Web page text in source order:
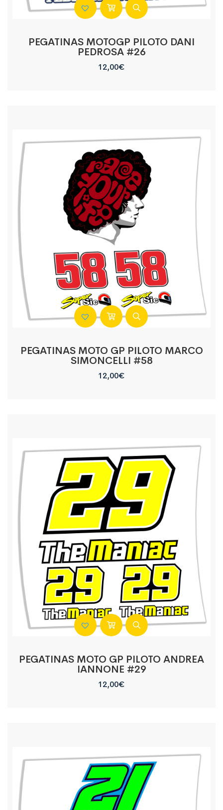
PEGATINAS MOTOGP PILOTO DANI
PEDROSA #26
12,00€
PEGATINAS MOTO GP PILOTO MARCO
SIMONCELLI #58
12,00€
PEGATINAS MOTO GP PILOTO ANDREA
IANNONE #29
12,00€